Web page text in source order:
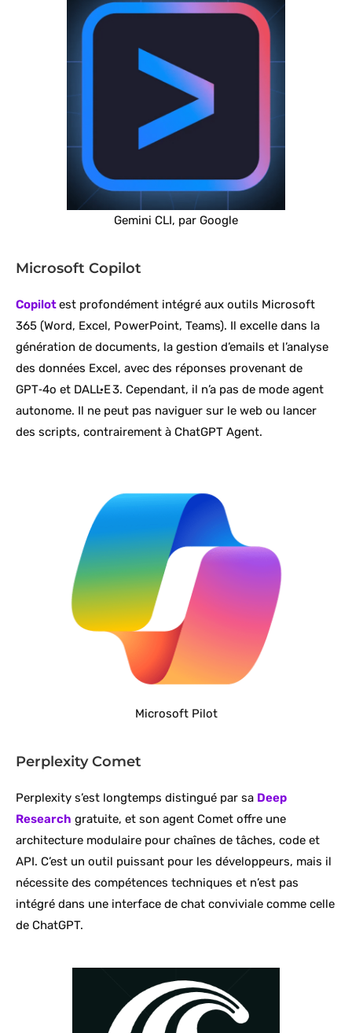
Gemini CLI, par Google
Microsoft Copilot
Copilotest profondément intégré aux outils Microsoft
365 (Word, Excel, PowerPoint, Teams). Il excelle dans la
génération de documents, la gestion d’emails et l’analyse
des données Excel, avec des réponses provenant de
GPT‑4o et DALL·E 3. Cependant, il n’a pas de mode agent
autonome. Il ne peut pas naviguer sur le web ou lancer
des scripts, contrairement à ChatGPT Agent.
Microsoft Pilot
Perplexity Comet
Perplexity s’est longtemps distingué par sa Deep
Research gratuite, et son agent Comet offre une
architecture modulaire pour chaînes de tâches, code et
API. C’est un outil puissant pour les développeurs, mais il
nécessite des compétences techniques et n’est pas
intégré dans une interface de chat conviviale comme celle
de ChatGPT.